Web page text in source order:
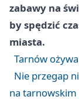
zabawy na
by spędzić
miasta.
Tarnów
Nie przegap
na